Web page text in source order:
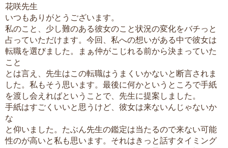
花咲先生
いつもありがとうございます。
私のこと、少し難のある彼女のこと状況の変化をバチっと
占っていただけます。今回、私への想いがある中で彼女は
転職を選びました。まぁ仲がこじれる前から決まっていた
こと
とは言え、先生はこの転職はうまくいかないと断言されま
した。私もそう思います。最後に何かというところで手紙
を渡し会えればということで、先生に提案しました。
手紙はすごくいいと思うけど、彼女は来ないんじゃないか
な
と仰いました。たぶん先生の鑑定は当たるので来ない可能
性のが高いと私も思います。それはきっと話すタイミング